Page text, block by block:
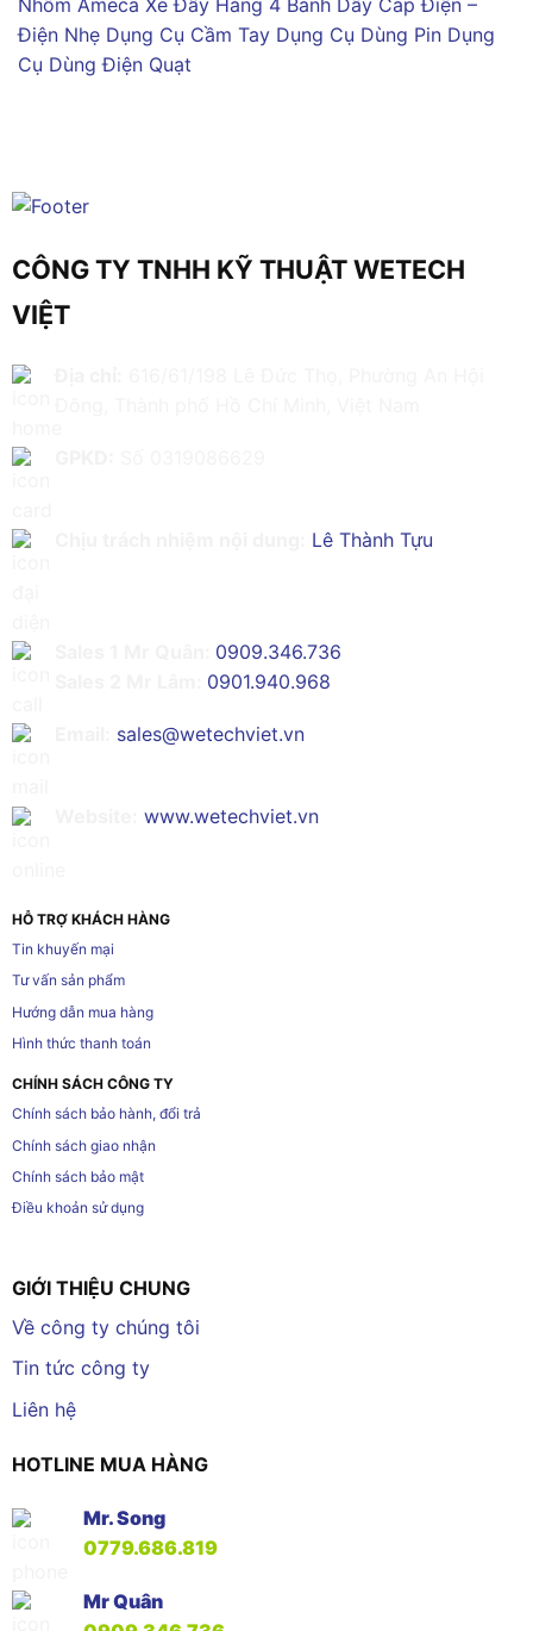
Điện Nhẹ Dụng Cụ Cầm Tay Dụng Cụ Dùng Pin Dụng
Cụ Dùng Điện Quạt
CÔNG TY TNHH KỸ THUẬT WETECH
VIỆT
Lê Thành Tựu
0909.346.736
0901.940.968
sales@wetechviet.vn
www.wetechviet.vn
HỖ TRỢ KHÁCH HÀNG
Tin khuyến mại
Tư vấn sản phẩm
Hướng dẫn mua hàng
Hình thức thanh toán
CHÍNH SÁCH CÔNG TY
Chính sách bảo hành, đổi trả
Chính sách giao nhận
Chính sách bảo mật
Điều khoản sử dụng
GIỚI THIỆU CHUNG
Về công ty chúng tôi
Tin tức công ty
Liên hệ
HOTLINE MUA HÀNG
Mr. Song
0779.686.819
Mr Quân